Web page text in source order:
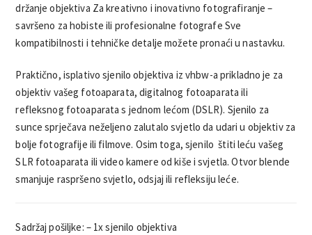
držanje objektiva Za kreativno i inovativno fotografiranje –
savršeno za hobiste ili profesionalne fotografe Sve
kompatibilnosti i tehničke detalje možete pronaći u nastavku.
Praktično, isplativo sjenilo objektiva iz vhbw-a prikladno je za
objektiv vašeg fotoaparata, digitalnog fotoaparata ili
refleksnog fotoaparata s jednom lećom (DSLR). Sjenilo za
sunce sprječava neželjeno zalutalo svjetlo da udari u objektiv za
bolje fotografije ili filmove. Osim toga, sjenilo štiti leću vašeg
SLR fotoaparata ili video kamere od kiše i svjetla. Otvor blende
smanjuje raspršeno svjetlo, odsjaj ili refleksiju leće.
Sadržaj pošiljke: – 1x sjenilo objektiva